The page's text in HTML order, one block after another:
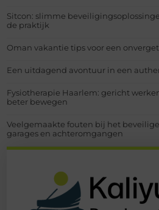
Sitcon: slimme
de praktijk
Oman vakantie tips voor een
Een uitdagend avontuur in een
Fysiotherapie Haarlem: gericht
beter bewegen
Veelgemaakte fouten bij het
garages en achteromgangen